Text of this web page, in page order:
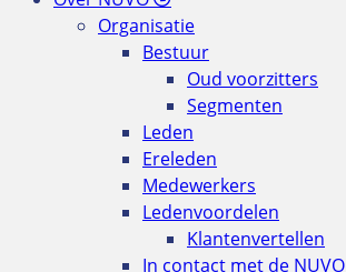
Organisatie
Bestuur
Oud voorzitters
Segmenten
Leden
Ereleden
Medewerkers
Ledenvoordelen
Klantenvertellen
In contact met de NUVO